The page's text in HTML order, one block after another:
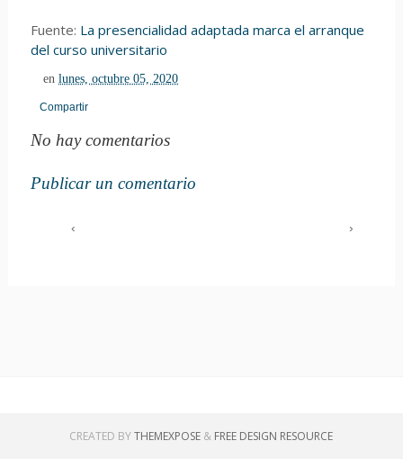
Fuente: La presencialidad adaptada marca el arranque
del curso universitario
enlunes, octubre 05, 2020
Compartir
No hay comentarios
Publicar un comentario
‹ ›
CREATED BYTHEMEXPOSE & FREE DESIGN RESOURCE